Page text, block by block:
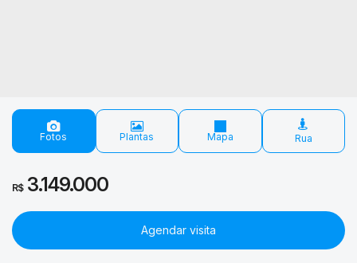
Fotos Plantas Mapa
R$3.149.000
Agendar visita